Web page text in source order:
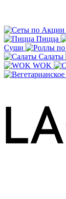
Пицца
Суши
Салаты
WOK